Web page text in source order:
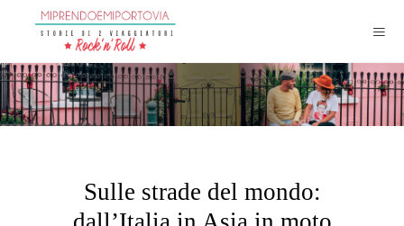
Sulle strade del mondo: